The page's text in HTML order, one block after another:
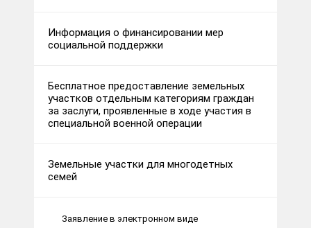
Информация о финансировании мер
социальной поддержки
Бесплатное предоставление земельных
участков отдельным категориям граждан
за заслуги, проявленные в ходе участия в
специальной военной операции
Земельные участки для многодетных
семей
Заявление в электронном виде